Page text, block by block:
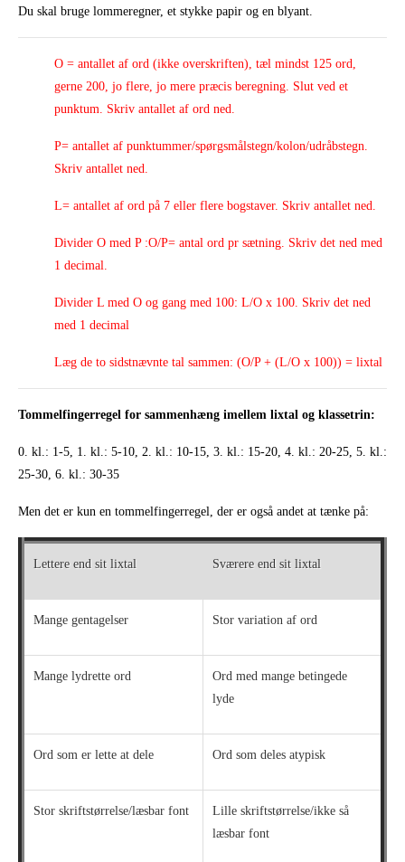
Du skal bruge lommeregner, et stykke papir og en blyant.
O = antallet af ord (ikke overskriften), tæl mindst 125 ord,
gerne 200, jo flere, jo mere præcis beregning. Slut ved et
punktum. Skriv antallet af ord ned.
P= antallet af punktummer/spørgsmålstegn/kolon/udråbstegn.
Skriv antallet ned.
L= antallet af ord på 7 eller flere bogstaver. Skriv antallet ned.
Divider O med P :O/P= antal ord pr sætning. Skriv det ned med
1 decimal.
Divider L med O og gang med 100: L/O x 100. Skriv det ned
med 1 decimal
Læg de to sidstnævnte tal sammen: (O/P + (L/O x 100)) = lixtal
Tommelfingerregel for sammenhæng imellem lixtal og klassetrin:
0. kl.: 1-5, 1. kl.: 5-10, 2. kl.: 10-15, 3. kl.: 15-20, 4. kl.: 20-25, 5. kl.:
25-30, 6. kl.: 30-35
Men det er kun en tommelfingerregel, der er også andet at tænke på:
Lettere end sit lixtal Sværere end sit lixtal
Mange gentagelser Stor variation af ord
Mange lydrette ord
Ord med mange betingede
lyde
Ord som er lette at dele Ord som deles atypisk
Stor skriftstørrelse/læsbar font
Lille skriftstørrelse/ikke så
læsbar font